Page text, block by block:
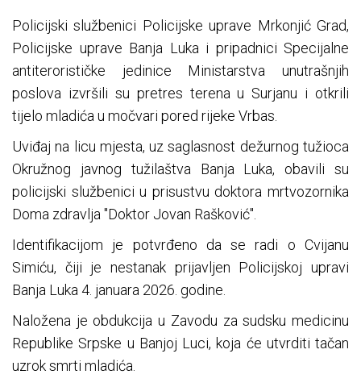
Policijski službenici Policijske uprave Mrkonjić Grad,
Policijske uprave Banja Luka i pripadnici Specijalne
antiterorističke jedinice Ministarstva unutrašnjih
poslova izvršili su pretres terena u Surjanu i otkrili
tijelo mladića u močvari pored rijeke Vrbas.
Uviđaj na licu mjesta, uz saglasnost dežurnog tužioca
Okružnog javnog tužilaštva Banja Luka, obavili su
policijski službenici u prisustvu doktora mrtvozornika
Doma zdravlja "Doktor Jovan Rašković".
Identifikacijom je potvrđeno da se radi o Cvijanu
Simiću, čiji je nestanak prijavljen Policijskoj upravi
Banja Luka 4. januara 2026. godine.
Naložena je obdukcija u Zavodu za sudsku medicinu
Republike Srpske u Banjoj Luci, koja će utvrditi tačan
uzrok smrti mladića.